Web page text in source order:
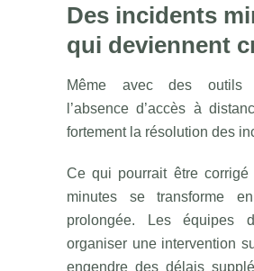
Des incidents
qui deviennent
Même avec des outils
l’absence d’accès à
fortement la résolution des
Ce qui pourrait être corrigé
minutes se transforme
prolongée. Les équipes
organiser une intervention
engendre des délais